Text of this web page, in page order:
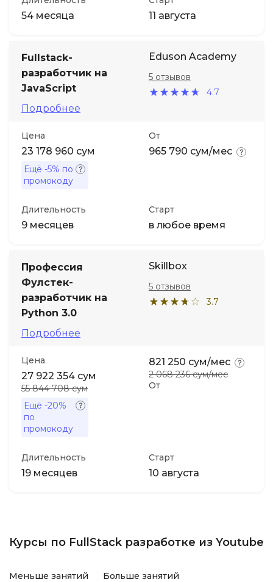
54 месяца 11 августа
Fullstack-
разработчик на
JavaScript
Подробнее
Eduson Academy
4.7
5 отзывов
Цена
23 178 960 сум
Ещё -5% по
промокоду
От
965 790 сум/мес
Длительность
9 месяцев
Старт
в любое время
Профессия
Фулстек-
разработчик на
Python 3.0
Подробнее
Skillbox
3.7
5 отзывов
Цена
27 922 354 сум
55 844 708 сум
Ещё -20%
по
промокоду
От
821 250 сум/мес
2 068 236 сум/мес
Длительность
19 месяцев
Старт
10 августа
Курсы по FullStack разработке из Youtube
Меньше занятий Больше занятий